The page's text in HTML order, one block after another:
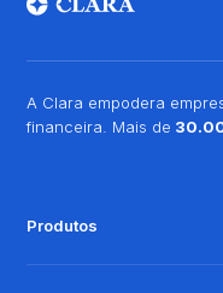
A Clara empodera
financeira. Mais de
Produtos